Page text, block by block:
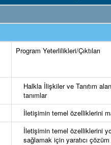
Program Yeterlilikleri/Çıktıları
Halkla İlişkiler ve Tanıtım
tanımlar
İletişimin temel özelliklerini
İletişimin temel özelliklerini
sağlamak için yaratıcı